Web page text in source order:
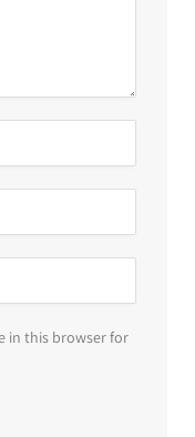
in this browser for